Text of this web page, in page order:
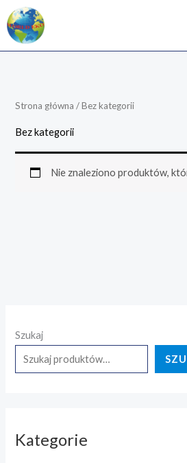
Szukaj
Kategorie
Strona główna / Bez kategorii
Bez kategorii
Nie znaleziono produktów,